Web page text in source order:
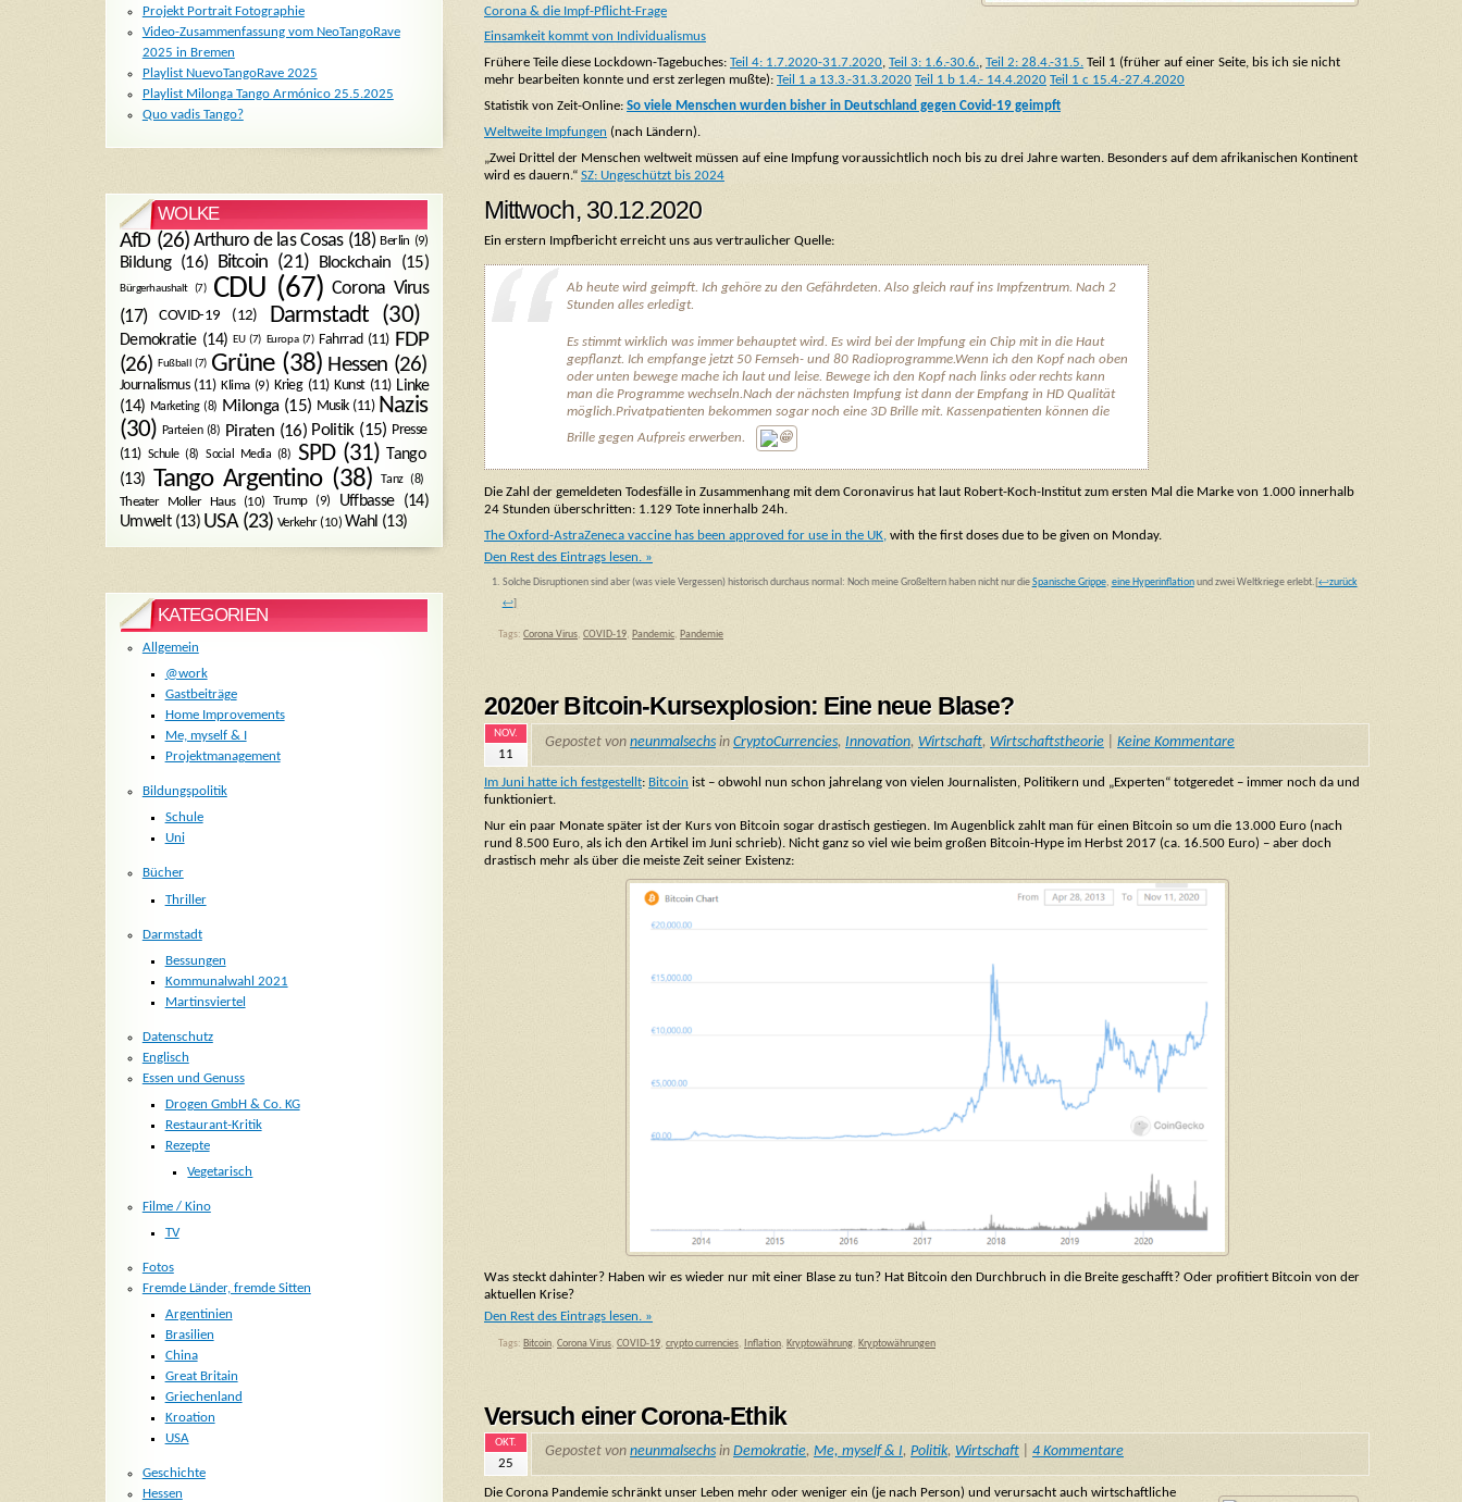
Corona & die Impf-Pflicht-Frage
Einsamkeit kommt von Individualismus
Frühere Teile diese Lockdown-Tagebuches: Teil 4: 1.7.2020-31.7.2020, Teil 3: 1.6.-30.6., Teil 2: 28.4.-31.5. Teil 1 (früher auf einer Seite, bis ich sie nicht
mehr bearbeiten konnte und erst zerlegen mußte): Teil 1 a 13.3.-31.3.2020 Teil 1 b 1.4.- 14.4.2020 Teil 1 c 15.4.-27.4.2020
Statistik von Zeit-Online: So viele Menschen wurden bisher in Deutschland gegen Covid-19 geimpft
Weltweite Impfungen (nach Ländern).
„Zwei Drittel der Menschen weltweit müssen auf eine Impfung voraussichtlich noch bis zu drei Jahre warten. Besonders auf dem afrikanischen Kontinent
wird es dauern.“ SZ: Ungeschützt bis 2024
Mittwoch, 30.12.2020
Ein erstern Impfbericht erreicht uns aus vertraulicher Quelle:
Ab heute wird geimpft. Ich gehöre zu den Gefährdeten. Also gleich rauf ins Impfzentrum. Nach 2
Stunden alles erledigt.
Es stimmt wirklich was immer behauptet wird. Es wird bei der Impfung ein Chip mit in die Haut
gepflanzt. Ich empfange jetzt 50 Fernseh- und 80 Radioprogramme.Wenn ich den Kopf nach oben
oder unten bewege mache ich laut und leise. Bewege ich den Kopf nach links oder rechts kann
man die Programme wechseln.Nach der nächsten Impfung ist dann der Empfang in HD Qualität
möglich.Privatpatienten bekommen sogar noch eine 3D Brille mit. Kassenpatienten können die
Brille gegen Aufpreis erwerben.
Die Zahl der gemeldeten Todesfälle in Zusammenhang mit dem Coronavirus hat laut Robert-Koch-Institut zum ersten Mal die Marke von 1.000 innerhalb
24 Stunden überschritten: 1.129 Tote innerhalb 24h.
The Oxford-AstraZeneca vaccine has been approved for use in the UK, with the first doses due to be given on Monday.
Den Rest des Eintrags lesen. »
Solche Disruptionen sind aber (was viele Vergessen) historisch durchaus normal: Noch meine Großeltern haben nicht nur dieSpanische Grippe, eine Hyperinflationund zwei Weltkriege erlebt.[↩zurück
↩]
Tags: Corona Virus, COVID-19, Pandemic, Pandemie
2020er Bitcoin-Kursexplosion: Eine neue Blase?
NOV.
11
Gepostet von neunmalsechs in CryptoCurrencies, Innovation, Wirtschaft, Wirtschaftstheorie Keine Kommentare
Im Juni hatte ich festgestellt: Bitcoin ist – obwohl nun schon jahrelang von vielen Journalisten, Politikern und „Experten“ totgeredet – immer noch da und
funktioniert.
Nur ein paar Monate später ist der Kurs von Bitcoin sogar drastisch gestiegen. Im Augenblick zahlt man für einen Bitcoin so um die 13.000 Euro (nach
rund 8.500 Euro, als ich den Artikel im Juni schrieb). Nicht ganz so viel wie beim großen Bitcoin-Hype im Herbst 2017 (ca. 16.500 Euro) – aber doch
drastisch mehr als über die meiste Zeit seiner Existenz:
Was steckt dahinter? Haben wir es wieder nur mit einer Blase zu tun? Hat Bitcoin den Durchbruch in die Breite geschafft? Oder profitiert Bitcoin von der
aktuellen Krise?
Den Rest des Eintrags lesen. »
Tags: Bitcoin, Corona Virus, COVID-19, crypto currencies, Inflation, Kryptowährung, Kryptowährungen
Versuch einer Corona-Ethik
OKT.
25
Gepostet von neunmalsechs in Demokratie, Me, myself & I, Politik, Wirtschaft 4 Kommentare
Die Corona Pandemie schränkt unser Leben mehr oder weniger ein (je nach Person) und verursacht auch wirtschaftliche
Projekt Portrait Fotographie
Video-Zusammenfassung vom NeoTangoRave
2025 in Bremen
Playlist NuevoTangoRave 2025
Playlist Milonga Tango Armónico 25.5.2025
Quo vadis Tango?
WOLKE
AfD(26) Arthuro de las Cosas(18) Berlin (9)
Bildung(16) Bitcoin (21) Blockchain (15)
Bürgerhaushalt (7) CDU (67) Corona Virus
(17)
COVID-19 (12) Darmstadt (30)
Demokratie(14) EU(7) Europa(7) Fahrrad (11) FDP
(26) Fußball (7) Grüne(38) Hessen (26)
Journalismus(11) Klima(9) Krieg(11) Kunst(11) Linke
(14) Marketing(8) Milonga(15) Musik(11) Nazis
(30) Parteien(8) Piraten (16) Politik(15) Presse
(11) Schule(8) Social Media (8) SPD(31) Tango
(13)
Tango Argentino(38) Tanz(8)
Theater Moller Haus(10) Trump(9) Uffbasse(14)
Umwelt(13) USA(23) Verkehr(10) Wahl (13)
KATEGORIEN
Allgemein
@work
Gastbeiträge
Home Improvements
Me, myself & I
Projektmanagement
Bildungspolitik
Schule
Uni
Bücher
Thriller
Darmstadt
Bessungen
Kommunalwahl 2021
Martinsviertel
Datenschutz
Englisch
Essen und Genuss
Drogen GmbH & Co. KG
Restaurant-Kritik
Rezepte
Vegetarisch
Filme / Kino
TV
Fotos
Fremde Länder, fremde Sitten
Argentinien
Brasilien
China
Great Britain
Griechenland
Kroation
USA
Geschichte
Hessen